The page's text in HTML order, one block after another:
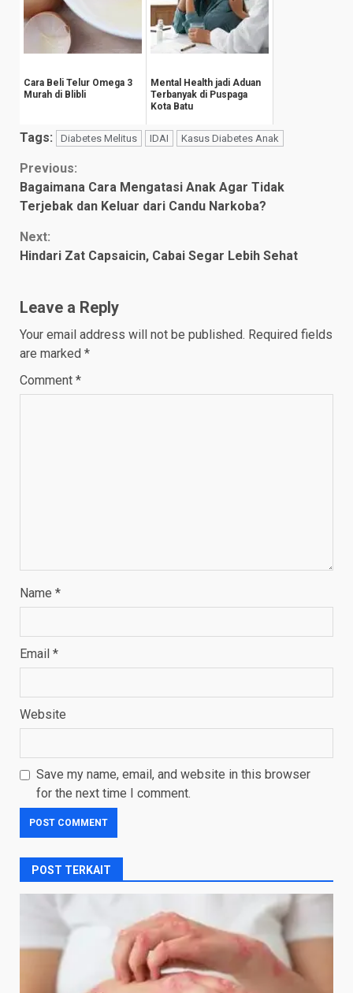
Cara Beli Telur Omega 3
Murah di Blibli
Mental Health jadi Aduan
Terbanyak di Puspaga
Kota Batu
Tags: Diabetes Melitus IDAI Kasus Diabetes Anak
Continue
Reading
Previous:
Bagaimana Cara Mengatasi Anak Agar Tidak
Terjebak dan Keluar dari Candu Narkoba?
Next:
Hindari Zat Capsaicin, Cabai Segar Lebih Sehat
Leave a Reply
Your email address will not be published. Required fields
are marked *
Comment *
Name *
Email *
Website
Save my name, email, and website in this browser
for the next time I comment.
POST TERKAIT